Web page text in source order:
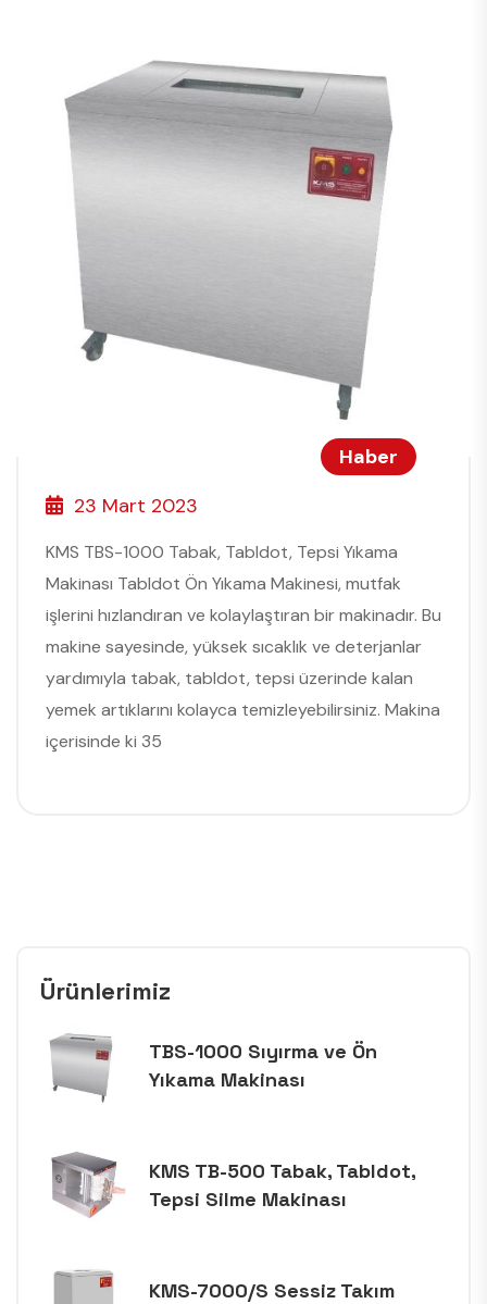
Haber
23 Mart 2023
KMS TBS-1000 Tabak, Tabldot, Tepsi Yıkama
Makinası Tabldot Ön Yıkama Makinesi, mutfak
işlerini hızlandıran ve kolaylaştıran bir makinadır. Bu
makine sayesinde, yüksek sıcaklık ve deterjanlar
yardımıyla tabak, tabldot, tepsi üzerinde kalan
yemek artıklarını kolayca temizleyebilirsiniz. Makina
içerisinde ki 35
Ürünlerimiz
TBS-1000 Sıyırma ve Ön
Yıkama Makinası
KMS TB-500 Tabak, Tabldot,
Tepsi Silme Makinası
KMS-7000/S Sessiz Takım